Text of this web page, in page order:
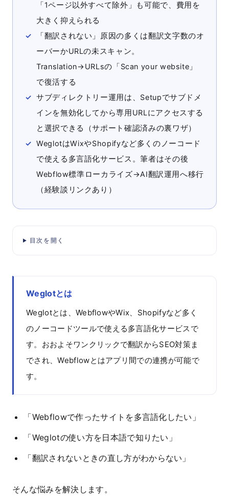
「1ページ以外すべて除外」も可能で、費用を
大きく抑えられる
「翻訳されない」原因の多くは翻訳文字数のオ
ーバーかURLの未スキャン。
Translation→URLsの「Scan your website」
で復活する
サブディレクトリー運用は、Setupでサブドメ
インを無効化してから専用URLにアクセスする
と選択できる（サポート確認済みの裏ワザ）
WeglotはWixやShopifyなど多くのノーコード
で使える多言語化サービス。筆者はその後
Webflow標準ローカライズ→AI翻訳運用へ移行
（経験談リンクあり）
目次を開く
Weglotとは
Weglotとは、WebflowやWix、Shopifyなど多く
のノーコードツールで使える多言語化サービスで
す。おおよそワンクリックで翻訳からSEO対策ま
でされ、Webflowとはアプリ間での連携が可能で
す。
「Webflowで作ったサイトを多言語化したい」
「Weglotの使い方を日本語で知りたい」
「翻訳されないときの直し方がわからない」
そんな悩みを解決します。